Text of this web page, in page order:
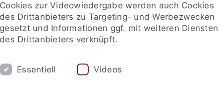
Zentren und Institute Nachwuchsförderung
Der Schritt zur Professur Eine Professur in Deutschland
Professur in Deutschland
Cookies zur Videowiedergabe werden auch Cookies
des Drittanbieters zu Targeting- und Werbezwecken
gesetzt und Informationen ggf. mit weiteren Diensten
des Drittanbieters verknüpft.
Essentiell Videos